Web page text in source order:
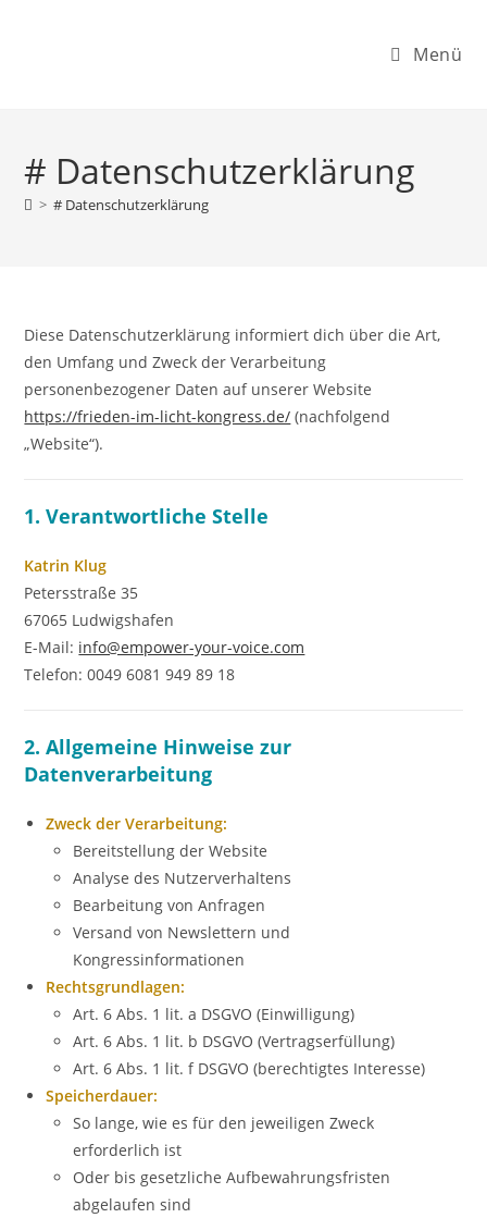
Menü
# Datenschutzerklärung
> # Datenschutzerklärung
Diese Datenschutzerklärung informiert dich über die Art,
den Umfang und Zweck der Verarbeitung
personenbezogener Daten auf unserer Website
https://frieden-im-licht-kongress.de/ (nachfolgend
„Website“).
1. Verantwortliche Stelle
Katrin Klug
Petersstraße 35
67065 Ludwigshafen
E-Mail: info@empower-your-voice.com
Telefon: 0049 6081 949 89 18
2. Allgemeine Hinweise zur
Datenverarbeitung
Zweck der Verarbeitung:
Bereitstellung der Website
Analyse des Nutzerverhaltens
Bearbeitung von Anfragen
Versand von Newslettern und
Kongressinformationen
Rechtsgrundlagen:
Art. 6 Abs. 1 lit. a DSGVO (Einwilligung)
Art. 6 Abs. 1 lit. b DSGVO (Vertragserfüllung)
Art. 6 Abs. 1 lit. f DSGVO (berechtigtes Interesse)
Speicherdauer:
So lange, wie es für den jeweiligen Zweck
erforderlich ist
Oder bis gesetzliche Aufbewahrungsfristen
abgelaufen sind